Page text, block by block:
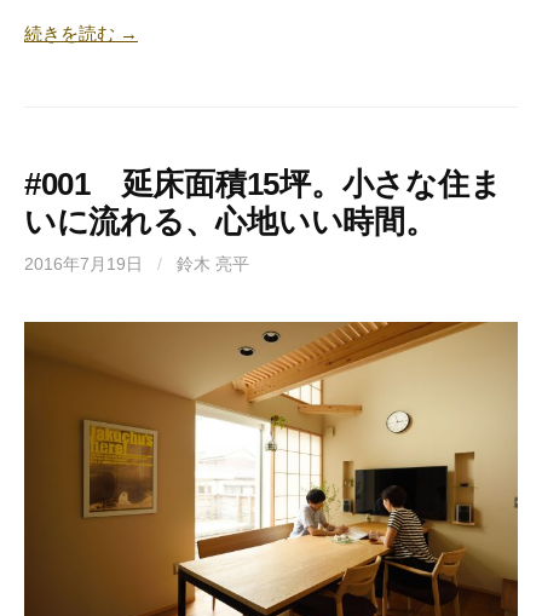
続きを読む →
#001 延床面積15坪。小さな住ま
いに流れる、心地いい時間。
2016年7月19日 / 鈴木 亮平